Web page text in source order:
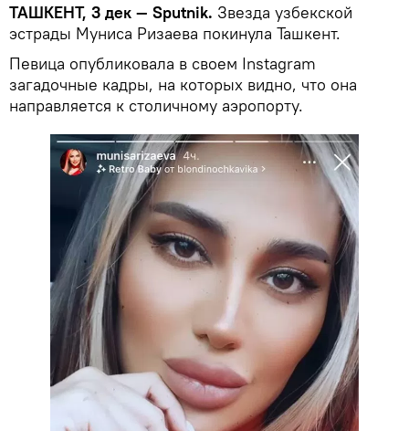
ТАШКЕНТ, 3 дек — Sputnik. Звезда узбекской
эстрады Муниса Ризаева покинула Ташкент.
Певица опубликовала в своем Instagram
загадочные кадры, на которых видно, что она
направляется к столичному аэропорту.